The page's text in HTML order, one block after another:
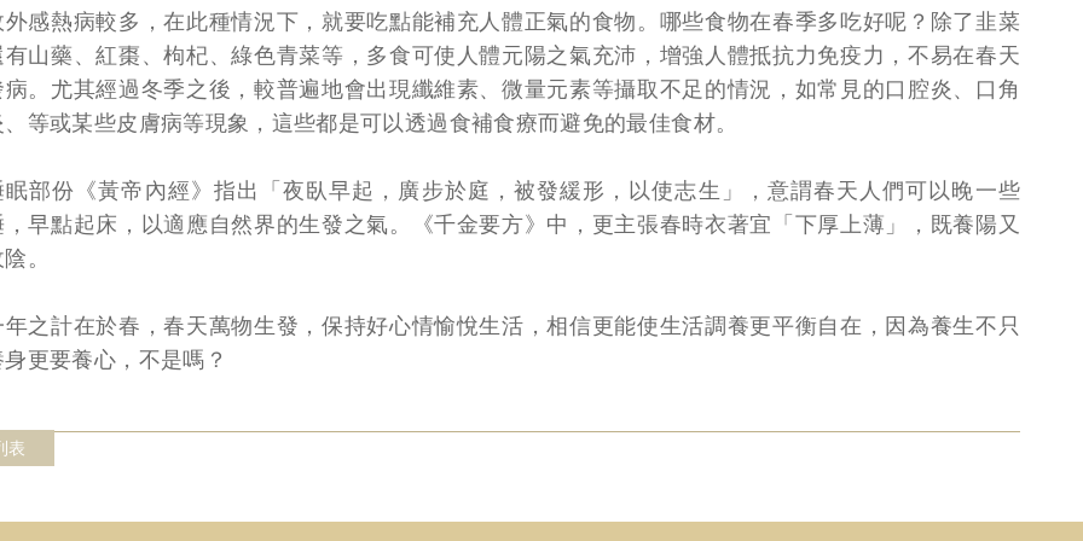
外感熱病較多，在此種情況下，就要吃點能補充人體正氣的食物。哪些食物在春季多吃好呢？除了韭菜
有山藥、紅棗、枸杞、綠色青菜等，多食可使人體元陽之氣充沛，增強人體抵抗力免疫力，不易在春天
病。尤其經過冬季之後，較普遍地會出現纖維素、微量元素等攝取不足的情況，如常見的口腔炎、口角
、等或某些皮膚病等現象，這些都是可以透過食補食療而避免的最佳食材。
眠部份《黃帝內經》指出「夜臥早起，廣步於庭，被發緩形，以使志生」，意謂春天人們可以晚一些
，早點起床，以適應自然界的生發之氣。《千金要方》中，更主張春時衣著宜「下厚上薄」，既養陽又
。
年之計在於春，春天萬物生發，保持好心情愉悅生活，相信更能使生活調養更平衡自在，因為養生不只
身更要養心，不是嗎？
表